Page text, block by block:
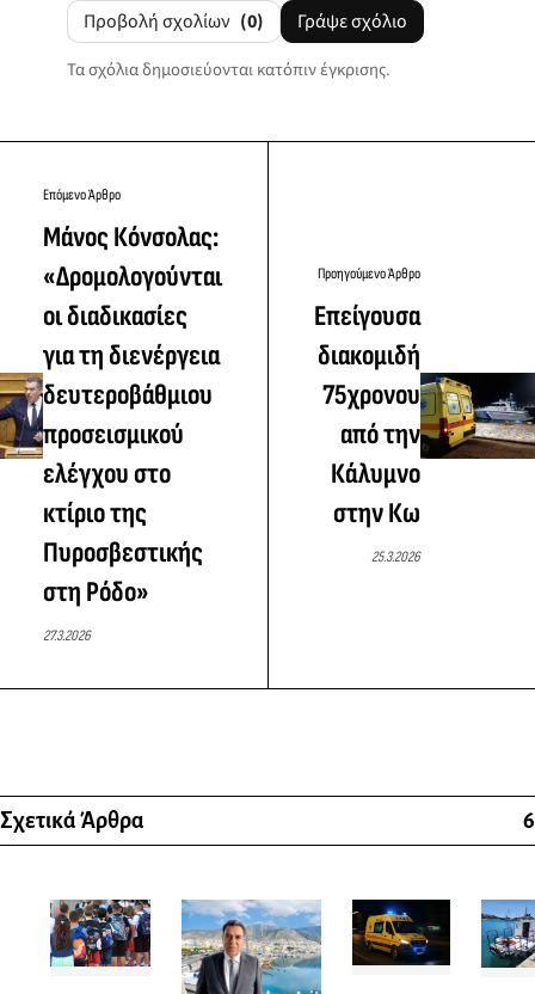
Προβολή σχολίων (0) Γράψε σχόλιο
Τα σχόλια δημοσιεύονται κατόπιν έγκρισης.
Επόμενο Άρθρο
Μάνος Κόνσολας:
«Δρομολογούνται
οι διαδικασίες
για τη διενέργεια
δευτεροβάθμιου
προσεισμικού
ελέγχου στο
κτίριο της
Πυροσβεστικής
στη Ρόδο»
27.3.2026
Προηγούμενο Άρθρο
Επείγουσα
διακομιδή
75χρονου
από την
Κάλυμνο
στην Κω
25.3.2026
Σχετικά Άρθρα 6